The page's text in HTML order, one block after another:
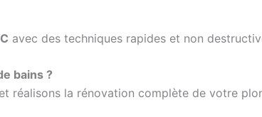
avec des techniques rapides et non
bains ?
réalisons la rénovation complète de votre